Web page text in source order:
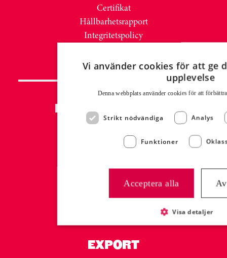
Certifikat
Hållbarhetsrapport
Integritetspolicy
PRESS & NYHETER
Mediabank MyNewsDesk
Malin Westling
Communications Manager
malin.westling@atria.com
EXPORT
Vi använder cookies för att ge
upplevelse
Denna webbplats använder cookies för att
Strikt nödvändiga Analys
Funktioner
Acceptera alla
Visa detaljer